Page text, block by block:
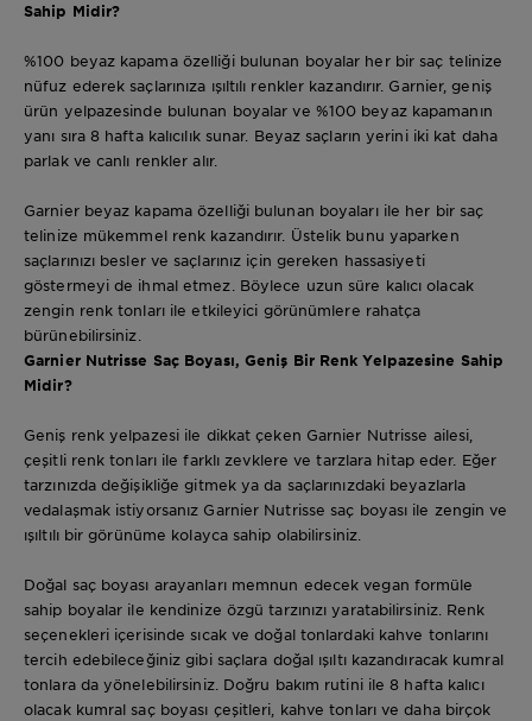
Sahip Midir?
%100 beyaz kapama özelliği bulunan boyalar her bir saç telinize
nüfuz ederek saçlarınıza ışıltılı renkler kazandırır. Garnier, geniş
ürün yelpazesinde bulunan boyalar ve %100 beyaz kapamanın
yanı sıra 8 hafta kalıcılık sunar. Beyaz saçların yerini iki kat daha
parlak ve canlı renkler alır.
Garnier beyaz kapama özelliği bulunan boyaları ile her bir saç
telinize mükemmel renk kazandırır. Üstelik bunu yaparken
saçlarınızı besler ve saçlarınız için gereken hassasiyeti
göstermeyi de ihmal etmez. Böylece uzun süre kalıcı olacak
zengin renk tonları ile etkileyici görünümlere rahatça
bürünebilirsiniz.
Garnier Nutrisse Saç Boyası, Geniş Bir Renk Yelpazesine Sahip
Midir?
Geniş renk yelpazesi ile dikkat çeken Garnier Nutrisse ailesi,
çeşitli renk tonları ile farklı zevklere ve tarzlara hitap eder. Eğer
tarzınızda değişikliğe gitmek ya da saçlarınızdaki beyazlarla
vedalaşmak istiyorsanız Garnier Nutrisse saç boyası ile zengin ve
ışıltılı bir görünüme kolayca sahip olabilirsiniz.
Doğal saç boyası arayanları memnun edecek vegan formüle
sahip boyalar ile kendinize özgü tarzınızı yaratabilirsiniz. Renk
seçenekleri içerisinde sıcak ve doğal tonlardaki kahve tonlarını
tercih edebileceğiniz gibi saçlara doğal ışıltı kazandıracak kumral
tonlara da yönelebilirsiniz. Doğru bakım rutini ile 8 hafta kalıcı
olacak kumral saç boyası çeşitleri, kahve tonları ve daha birçok